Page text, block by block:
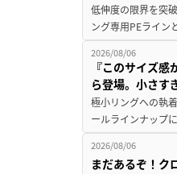
低伸度の限界を突
ング専用PEライ
2026/08/06
『このサイズ
ら登場。小さす
極小リングへの執
ールラインナップ
2026/08/06
まだあるぞ！ク